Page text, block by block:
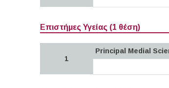
Επιστήμες Υγείας (1 θέση)
1
Principal Medial